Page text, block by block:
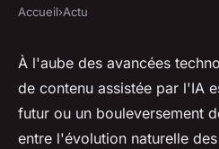
Génération de
de l'ia :
évolution?
Accueil›Actu
À l'aube des avancées
de contenu assistée par l'IA
futur ou un bouleversement
entre l'évolution naturelle